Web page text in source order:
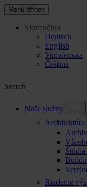
Menü öffnen
Slovenčina
Deutsch
English
Українська
Čeština
Search
Naše služby
Architektúra
Riadenie